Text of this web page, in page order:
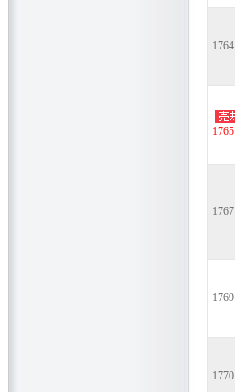
1764
1765
1767
1769
1770